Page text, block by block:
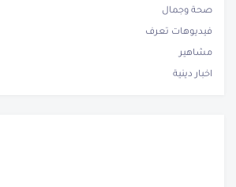
صحة وجمال
فيديوهات تعرف
مشاهير
اخبار دينية